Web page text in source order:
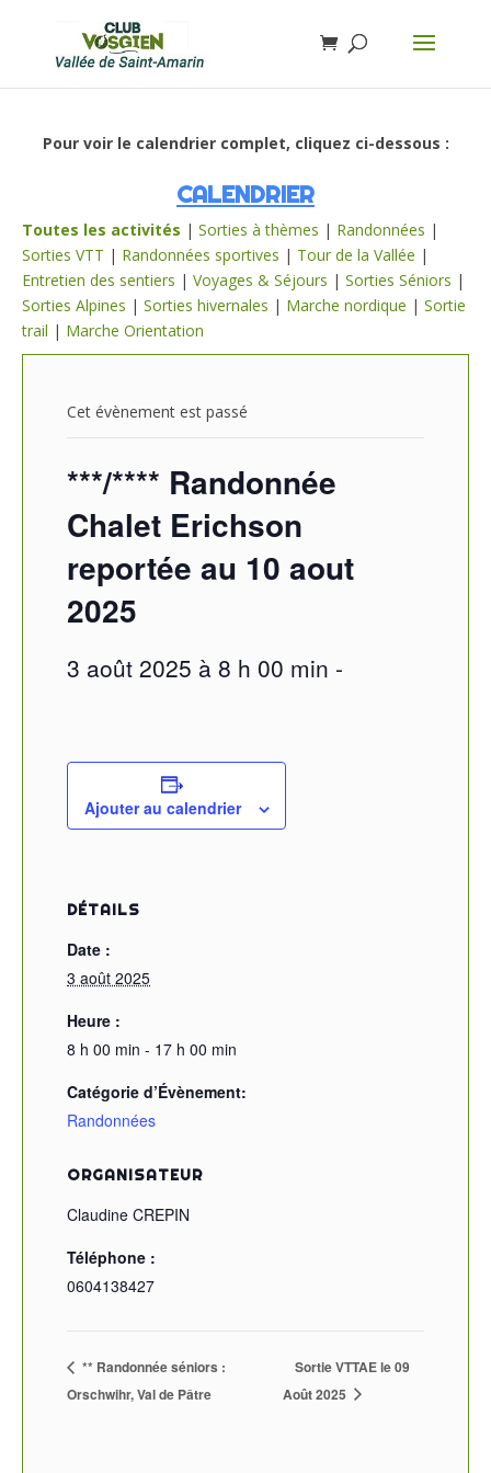
Pour voir le calendrier complet, cliquez ci-dessous :
CALENDRIER
Toutes les activités | Sorties à thèmes | Randonnées |
Sorties VTT | Randonnées sportives | Tour de la Vallée |
Entretien des sentiers | Voyages & Séjours | Sorties Séniors |
Sorties Alpines | Sorties hivernales | Marche nordique | Sortie
trail | Marche Orientation
Cet évènement est passé
***/**** Randonnée
Chalet Erichson
reportée au 10 aout
2025
3 août 2025 à 8 h 00 min -
Ajouter au calendrier
DÉTAILS
Date :
3 août 2025
Heure :
8 h 00 min - 17 h 00 min
Catégorie d’Évènement:
Randonnées
ORGANISATEUR
Claudine CREPIN
Téléphone :
0604138427
** Randonnée séniors :
Orschwihr, Val de Pâtre
Sortie VTTAE le 09
Août 2025